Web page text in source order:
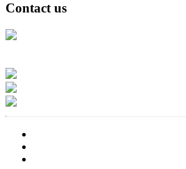
Contact us